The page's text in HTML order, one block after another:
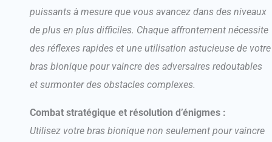
puissants à mesure que vous avancez dans des niveaux
de plus en plus difficiles. Chaque affrontement nécessite
des réflexes rapides et une utilisation astucieuse de votre
bras bionique pour vaincre des adversaires redoutables
et surmonter des obstacles complexes.
Combat stratégique et résolution d’énigmes :
Utilisez votre bras bionique non seulement pour vaincre